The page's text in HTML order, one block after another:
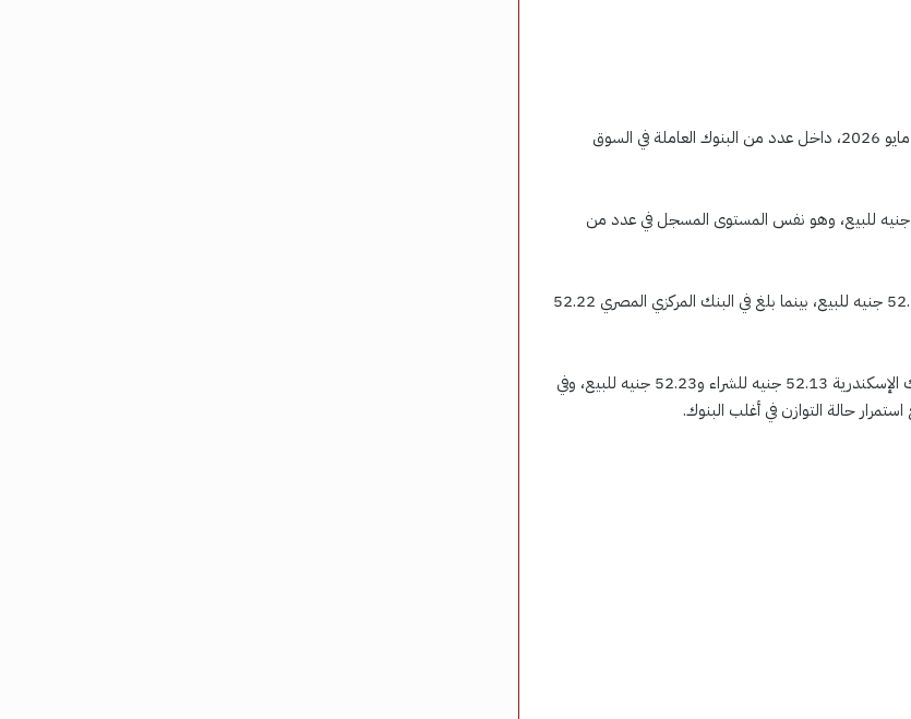
استقر سعر الدولار أمام الجنيه المصري خلال تعاملات اليوم السبت 30 مايو 2026، داخل عدد من البنوك العاملة في السوق
وسجل الدولار في بنك قناة السويس نحو 52.23 جنيه للشراء و52.33 جنيه للبيع، وهو نفس المستوى المسجل في عدد من
وفي البنك التجاري الدولي (CIB) سجل الدولار 52.18 جنيه للشراء و52.28 جنيه للبيع، بينما بلغ في البنك المركزي المصري 52.22
كما استقرت أسعار الدولار في عدد من البنوك الأخرى، حيث سجل في بنك الإسكندرية 52.13 جنيه للشراء و52.23 جنيه للبيع، وفي